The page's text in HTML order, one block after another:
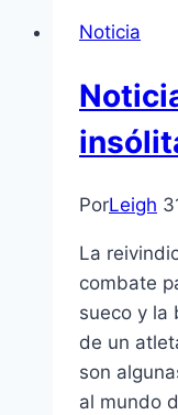
Noticia
PorLeigh
La
combate
sueco y la
de un
son
al mundo